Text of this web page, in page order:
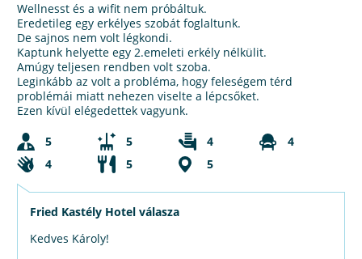
Wellnesst és a wifit nem próbáltuk.
Eredetileg egy erkélyes szobát foglaltunk.
De sajnos nem volt légkondi.
Kaptunk helyette egy 2.emeleti erkély nélkülit.
Amúgy teljesen rendben volt szoba.
Leginkább az volt a probléma, hogy feleségem térd
problémái miatt nehezen viselte a lépcsőket.
Ezen kívül elégedettek vagyunk.
5
5 4
4
4
5 5
Fried Kastély Hotel válasza
Kedves Károly!